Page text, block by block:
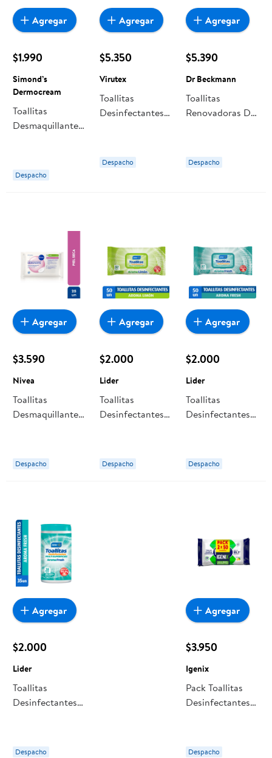
$1.990
Simond’s
Dermocream
Toallitas
Desmaquillantes
Micelar Piel
Normal A Muy
Despacho
Agregar
$5.350
Virutex
Toallitas
Desinfectantes
75 Un Virutex
Despacho
Agregar
$5.390
Dr Beckmann
Toallitas
Renovadoras De
Despacho
Agregar
$3.590
Nivea
Toallitas
Desmaquillantes
Despacho
Agregar
$2.000
Lider
Toallitas
Desinfectantes
Lider
Despacho
Agregar
$2.000
Lider
Toallitas
Desinfectantes
Lider
Despacho
Agregar
$2.000
Lider
Toallitas
Desinfectantes
Despacho
Agregar
$3.950
Igenix
Pack Toallitas
Desinfectantes
100 Un Igenix
Despacho
Agregar